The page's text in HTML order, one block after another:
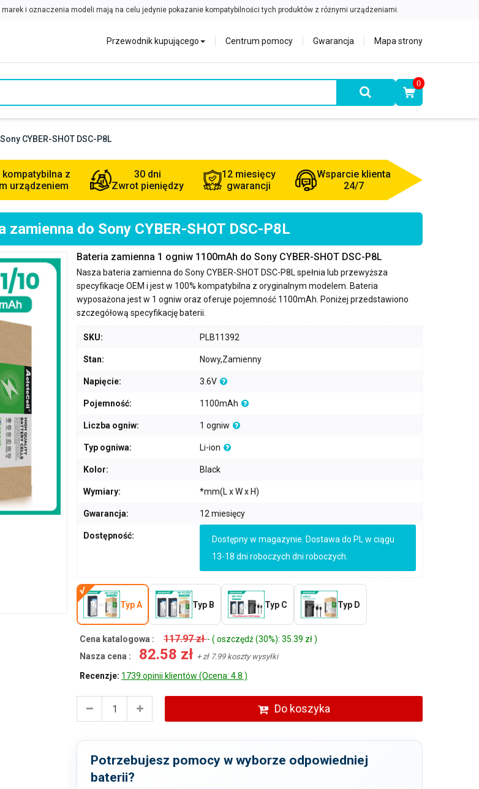
Przewodnik kupującego Centrum pomocy Gwarancja Mapa strony
0
CYBER-SHOT DSC-P8L
kompatybilna z
urządzeniem
30 dni
Zwrot pieniędzy
12 miesięcy
gwarancji
Wsparcie klienta
24/7
do Sony CYBER-SHOT DSC-P8L
Bateria zamienna 1 ogniw 1100mAh do Sony CYBER-SHOT DSC-P8L
Nasza bateria zamienna do Sony CYBER-SHOT DSC-P8L spełnia lub przewyższa
specyfikacje OEM i jest w 100% kompatybilna z oryginalnym modelem. Bateria
wyposażona jest w 1 ogniw oraz oferuje pojemność 1100mAh . Poniżej przedstawiono
szczegółową specyfikację baterii.
SKU: PLB11392
Stan: Nowy,Zamienny
Napięcie: 3.6V
Pojemność: 1100mAh
Liczba ogniw: 1 ogniw
Typ ogniwa: Li-ion
Kolor: Black
Wymiary: *mm(L x W x H)
Gwarancja: 12 miesięcy
Dostępność:
Dostępny w magazynie. Dostawa do PL w ciągu
13-18 dni roboczych dni roboczych.
Typ A Typ B Typ C Typ D
Cena katalogowa : 117.97 zł- ( oszczędź (30%): 35.39 zł )
Nasza cena :
82.58 zł + zł 7.99 koszty wysyłki
Recenzje: 1739 opinii klientów (Ocena: 4.8 )
Do koszyka
Potrzebujesz pomocy w wyborze odpowiedniej
baterii?